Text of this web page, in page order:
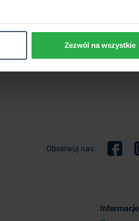
Zezwól na wszystkie
Obserwuj nas:
Informacje